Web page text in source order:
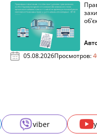
05.08.2026Просмотров:
viber